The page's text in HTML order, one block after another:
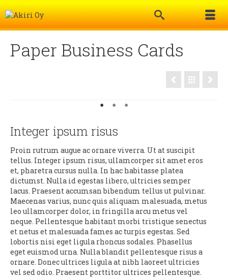
Paper Business Cards
Integer ipsum risus
Proin rutrum augue ac ornare viverra. Ut at suscipit
tellus. Integer ipsum risus, ullamcorper sit amet eros
et, pharetra cursus nulla. In hac habitasse platea
dictumst. Nulla id egestas libero, ultricies semper
lacus. Praesent accumsan bibendum tellus ut pulvinar.
Maecenas varius, nunc quis aliquam malesuada, metus
leo ullamcorper dolor, in fringilla arcu metus vel
neque. Pellentesque habitant morbi tristique senectus
et netus et malesuada fames ac turpis egestas. Sed
lobortis nisi eget ligula rhoncus sodales. Phasellus
eget euismod urna. Nulla blandit pellentesque risus a
ornare. Donec ultrices ligula at nibh laoreet ultricies
vel sed odio. Praesent porttitor ultrices pellentesque.